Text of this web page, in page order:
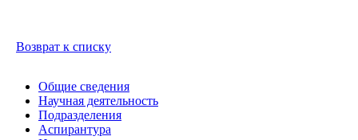
Возврат к списку
Общие сведения
Научная деятельность
Подразделения
Аспирантура